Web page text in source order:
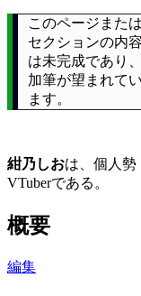
このページまたは
セクションの内容
は未完成であり、
加筆が望まれてい
ます。
紺乃しおは、個人勢
VTuberである。
概要
編集